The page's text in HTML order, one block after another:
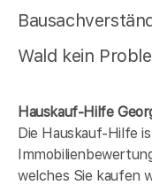
Wald kein
Hauskauf-Hilfe
Die Hauskauf-Hilfe
welches Sie kaufen